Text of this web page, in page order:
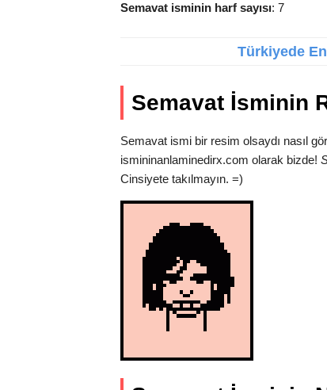
Semavat isminin harf sayısı: 7
Türkiyede
Semavat İsminin
Semavat ismi bir resim olsaydı nasıl
ismininanlaminedirx.com olarak bizde!
Cinsiyete takılmayın. =)